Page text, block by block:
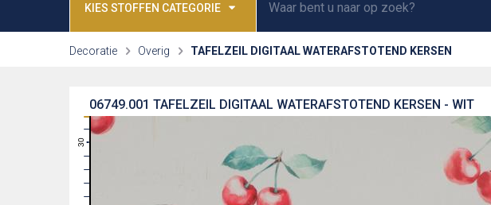
KIES STOFFEN CATEGORIE
Decoratie Overig TAFELZEIL DIGITAAL WATERAFSTOTEND KERSEN
TAFELZEIL DIGITAAL WATERAFSTOTEND KERSEN - WIT
06749.001
26
27
28
29
30
31